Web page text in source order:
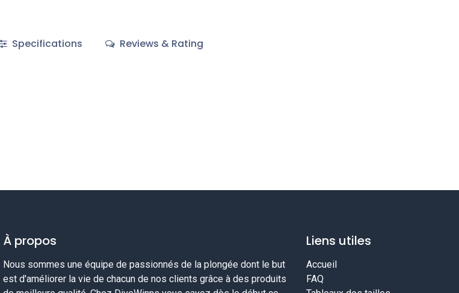
Specifications Reviews & Rating
À propos
Nous sommes une équipe de passionnés de la plongée dont le but
est d'améliorer la vie de chacun de nos clients grâce à des produits
Liens utiles
Accueil
FAQ